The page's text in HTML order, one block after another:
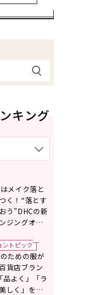
キング
メイク落と
く！“落とす
う”DHCの新
ジングオイ
ントピック
ための服が
貨店ブラン
品よく」「ラ
しく」を叶